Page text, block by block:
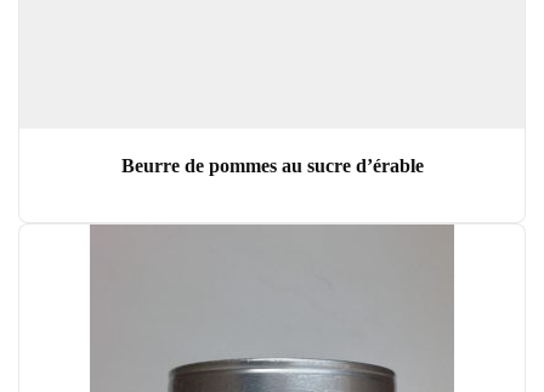
Beurre de pommes au sucre d’érable